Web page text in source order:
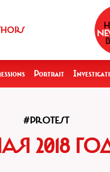
Portrait
#PROTEST
2018